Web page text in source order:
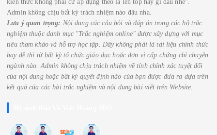
Admin không chịu bất kỳ trách nhiệm nào đâu nha.
Lưu ý quan trọng: Nội dung các câu hỏi và đáp án trong các bộ trắc
nghiệm thuộc danh mục "Trắc nghiệm online" được xây dựng với mục
tiêu tham khảo và hỗ trợ học tập. Đây không phải là tài liệu chính thức
hay đề thi từ bất kỳ tổ chức giáo dục hoặc đơn vị cấp chứng chỉ chuyên
ngành nào. Admin không chịu trách nhiệm về tính chính xác tuyệt đối
của nội dung hoặc bất kỳ quyết định nào của bạn được đưa ra dựa trên
kết quả của các bài trắc nghiệm và nội dung bài viết trên Website.